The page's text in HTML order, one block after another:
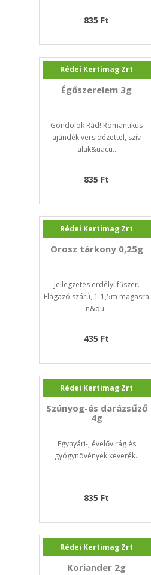
835 Ft
Rédei Kertimag Zrt
Égőszerelem 3g
Gondolok Rád! Romantikus
ajándék versidézettel, szív
alak&uacu..
835 Ft
Rédei Kertimag Zrt
Orosz tárkony 0,25g
Jellegzetes erdélyi fűszer.
Elágazó szárú, 1-1,5m magasra
n&ou..
435 Ft
Rédei Kertimag Zrt
Szúnyog-és darázsűző
4g
Egynyári-, évelővirág és
gyógynövények keverék..
835 Ft
Rédei Kertimag Zrt
Koriander 2g